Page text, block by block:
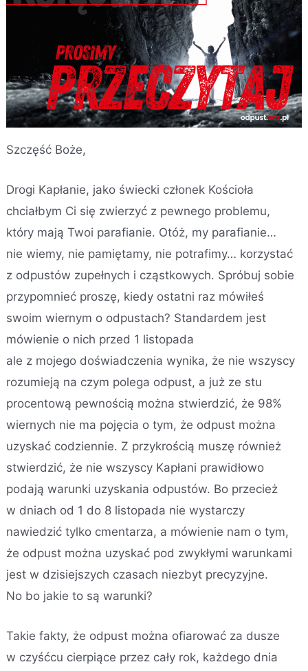
Szczęść Boże,
Drogi Kapłanie, jako świecki członek Kościoła
chciałbym Ci się zwierzyć z pewnego problemu,
który mają Twoi parafianie. Otóż, my parafianie…
nie wiemy, nie pamiętamy, nie potrafimy… korzystać
z odpustów zupełnych i cząstkowych. Spróbuj sobie
przypomnieć proszę, kiedy ostatni raz mówiłeś
swoim wiernym o odpustach? Standardem jest
mówienie o nich przed 1 listopada
ale z mojego doświadczenia wynika, że nie wszyscy
rozumieją na czym polega odpust, a już ze stu
procentową pewnością można stwierdzić, że 98%
wiernych nie ma pojęcia o tym, że odpust można
uzyskać codziennie. Z przykrością muszę również
stwierdzić, że nie wszyscy Kapłani prawidłowo
podają warunki uzyskania odpustów. Bo przecież
w dniach od 1 do 8 listopada nie wystarczy
nawiedzić tylko cmentarza, a mówienie nam o tym,
że odpust można uzyskać pod zwykłymi warunkami
jest w dzisiejszych czasach niezbyt precyzyjne.
No bo jakie to są warunki?
Takie fakty, że odpust można ofiarować za dusze
w czyśćcu cierpiące przez cały rok, każdego dnia